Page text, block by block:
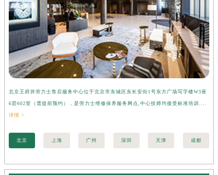
北京王府井劳力士售后服务中心位于北京市东城区东长安街1号东方广场写字楼W3座
6层602室（需提前预约），是劳力士维修保养服务网点,中心技师均接受标准培训....
详情 >
北京 上海 广州 深圳 天津 成都